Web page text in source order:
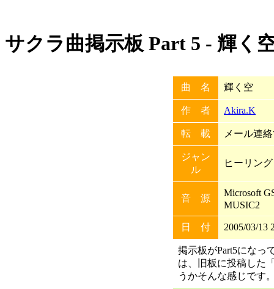
サクラ曲掲示板 Part 5 - 輝く
曲 名 輝く空
作 者 Akira.K
転 載 メール連
ジャン
ル
ヒーリン
音 源
Microsoft
MUSIC2
日 付 2005/03/13
掲示板がPart5になっ
は、旧板に投稿した
うかそんな感じです